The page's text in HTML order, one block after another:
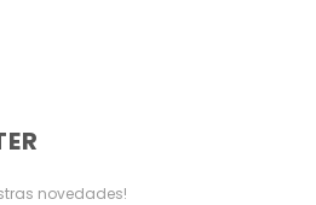
novedades!